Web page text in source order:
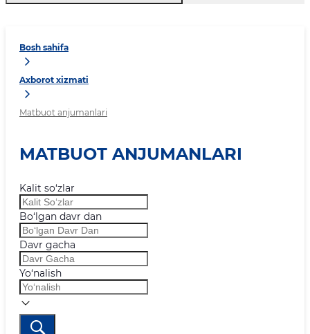
Bosh sahifa
Axborot xizmati
Matbuot anjumanlari
MATBUOT ANJUMANLARI
Kalit so‘zlar
Bo‘lgan davr dan
Davr gacha
Yo‘nalish